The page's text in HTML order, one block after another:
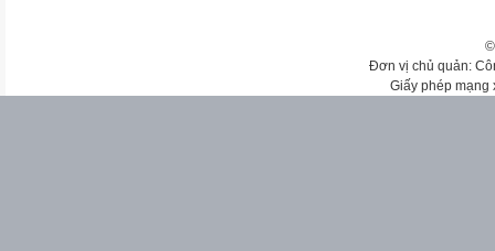
Đơn vị chủ quản:
Giấy phép mạng